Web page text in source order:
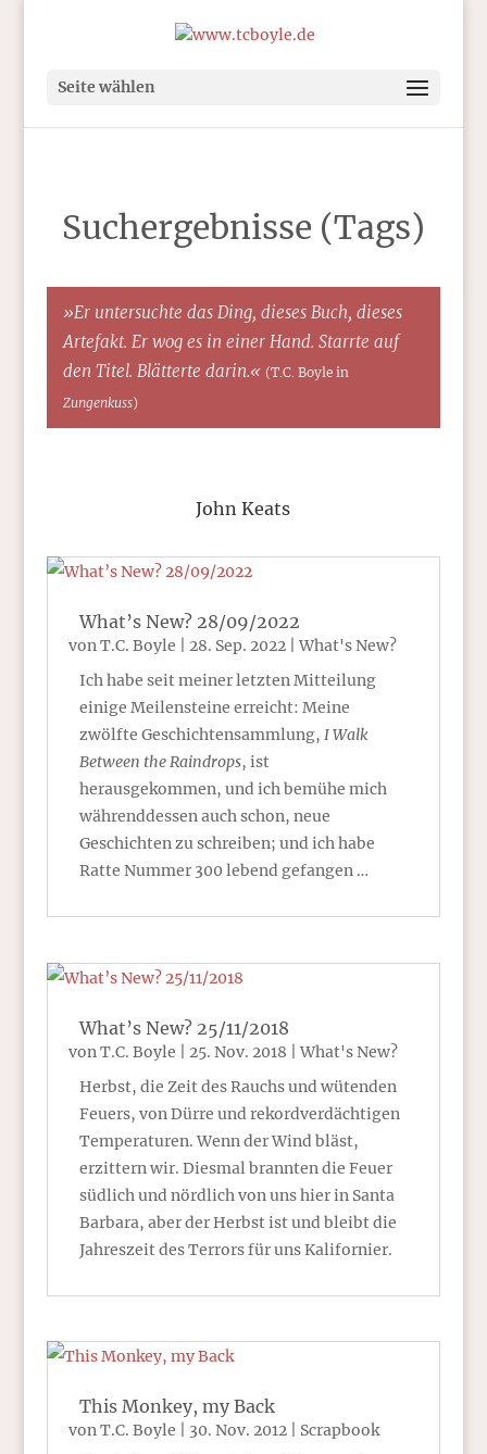
Seite wählen
Suchergebnisse (Tags)
»Er untersuchte das Ding, dieses Buch, dieses
Artefakt. Er wog es in einer Hand. Starrte auf
den Titel. Blätterte darin.« (T.C. Boyle in
Zungenkuss)
John Keats
What’s New? 28/09/2022
vonT.C. Boyle 28. Sep. 2022|What's New?
Ich habe seit meiner letzten Mitteilung
einige Meilensteine erreicht: Meine
zwölfte Geschichtensammlung, I Walk
Between the Raindrops, ist
herausgekommen, und ich bemühe mich
währenddessen auch schon, neue
Geschichten zu schreiben; und ich habe
Ratte Nummer 300 lebend gefangen …
What’s New? 25/11/2018
vonT.C. Boyle 25. Nov. 2018 |What's New?
Herbst, die Zeit des Rauchs und wütenden
Feuers, von Dürre und rekordverdächtigen
Temperaturen. Wenn der Wind bläst,
erzittern wir. Diesmal brannten die Feuer
südlich und nördlich von uns hier in Santa
Barbara, aber der Herbst ist und bleibt die
Jahreszeit des Terrors für uns Kalifornier.
This Monkey, my Back
vonT.C. Boyle 30. Nov. 2012| Scrapbook